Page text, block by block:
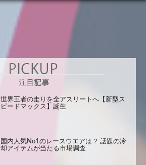
世界王者の走りを全アスリートへ【新型ス
ピードマックス】誕生
国内人気No1のレースウエアは？ 話題の冷
却アイテムが当たる市場調査